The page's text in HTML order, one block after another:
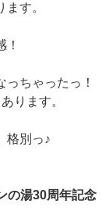
す。
ちゃったっ！
ります。
格別っ♪
の湯30周年記念